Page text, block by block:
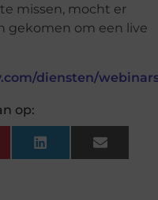
missen, mocht er
gekomen om een live
diensten/
op:
LinkedIn Email